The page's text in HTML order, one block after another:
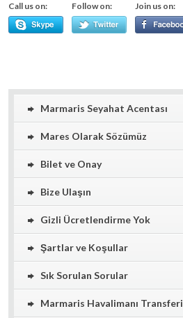
Call us on: Follow on: Join us on:
Marmaris Seyahat Acentası
Mares Olarak Sözümüz
Bilet ve Onay
Bize Ulaşın
Gizli Ücretlendirme Yok
Şartlar ve Koşullar
Sık Sorulan Sorular
Marmaris Havalimanı Transferi